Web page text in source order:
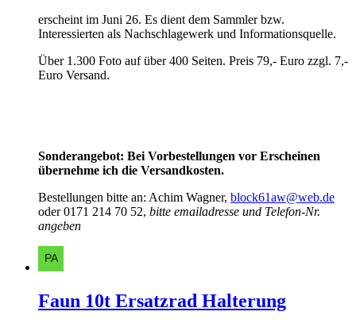
erscheint im Juni 26. Es dient dem Sammler bzw.
Interessierten als Nachschlagewerk und Informationsquelle.
Über 1.300 Foto auf über 400 Seiten. Preis 79,- Euro zzgl. 7,-
Euro Versand.
Sonderangebot: Bei Vorbestellungen vor Erscheinen
übernehme ich die Versandkosten.
Bestellungen bitte an: Achim Wagner, block61aw@web.de
oder 0171 214 70 52, bitte emailadresse und Telefon-Nr.
angeben
Faun 10t Ersatzrad Halterung